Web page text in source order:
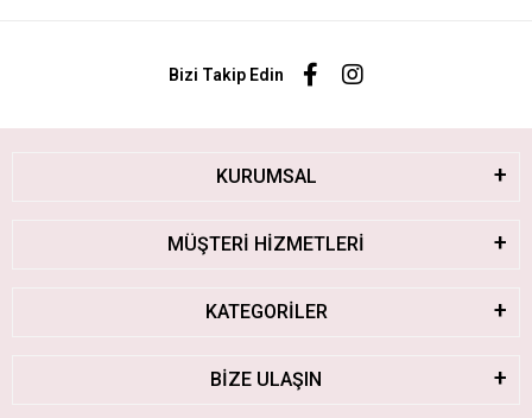
Bizi Takip Edin
KURUMSAL
MÜŞTERİ HİZMETLERİ
KATEGORİLER
BİZE ULAŞIN